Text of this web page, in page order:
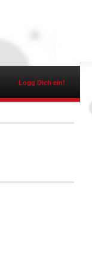
Logg Dich ein!